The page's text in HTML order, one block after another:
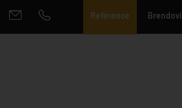
Reference Brendovi